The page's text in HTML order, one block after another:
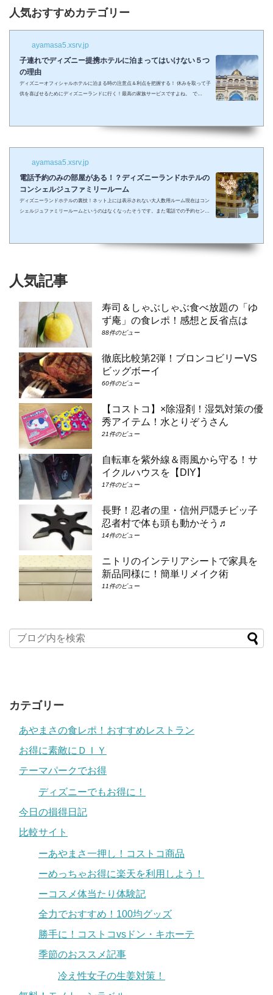
人気おすすめカテゴリー
ayamasa5.xsrv.jp
子連れでディズニー提携ホテルに泊まってはいけない５つ
の理由
ディズニーオフィシャルホテルに泊まる時の注意点＆利点を把握する！ 休みを取って子
供を喜ばせるためにディズニーランドに行く！最高の家族サービスですよね。 で
ラした夢の国を可愛い我が子に見せたかったのに・・・。 そんな時、「ディズニーラ...
ayamasa5.xsrv.jp
電話予約のみの部屋がある！？ディズニーランドホテルの
コンシェルジュファミリールーム
ディズニーランドホテルの裏技！ネット上には表示されない大人数用ルーム現在はコン
シェルジュファミリールームというのはなくなったそうです。また電話での予約センタ
ュ・スーペリアルーム（パークビュー）（7-8階）④コンシェルジュ・デラックスルー
人気記事
寿司＆しゃぶしゃぶ食べ放題の「ゆ
ず庵」の食レポ！感想と反省点は
88件のビュー
徹底比較第2弾！ブロンコビリーVS
ビッグボーイ
60件のビュー
【コストコ】×除湿剤！湿気対策の優
秀アイテム！水とりぞうさん
21件のビュー
自転車を紫外線＆雨風から守る！サ
イクルハウスを【DIY】
17件のビュー
長野！忍者の里・信州戸隠チビッ子
忍者村で体も頭も動かそう♬
14件のビュー
ニトリのインテリアシートで家具を
新品同様に！簡単リメイク術
11件のビュー
カテゴリー
あやまさの食レポ！おすすめレストラン
お得に素敵にＤＩＹ
テーマパークでお得
ディズニーでもお得に！
今日の損得日記
比較サイト
ーあやまさ一押し！コストコ商品
ーめっちゃお得に楽天を利用しよう！
ーコスメ体当たり体験記
全力でおすすめ！100均グッズ
勝手に！コストコvsドン・キホーテ
季節のおススメ記事
冷え性女子の生姜対策！